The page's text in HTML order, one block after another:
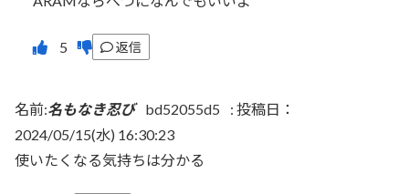
返信
名前:名もなき忍び bd52055d5 : 投稿日：
2024/05/15(水) 16:30:23
使いたくなる気持ちは分かる